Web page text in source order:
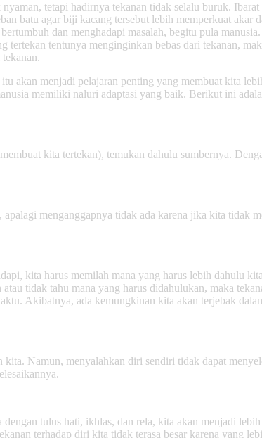
tetapi hadirnya tekanan tidak selalu buruk.
batu agar biji kacang tersebut lebih memperkuat akar
dan menghadapi masalah, begitu pula
tertekan tentunya menginginkan bebas dari tekanan,
akan menjadi pelajaran penting yang membuat kita
memiliki naluri adaptasi yang baik. Berikut ini
kita tertekan), temukan dahulu sumbernya.
menganggapnya tidak ada karena jika kita tidak
kita harus memilah mana yang harus lebih dahulu
tidak tahu mana yang harus didahulukan, maka
Akibatnya, ada kemungkinan kita akan terjebak
kita. Namun, menyalahkan diri sendiri tidak dapat
tulus hati, ikhlas, dan rela, kita akan menjadi
terhadap diri kita tidak terasa besar karena yang